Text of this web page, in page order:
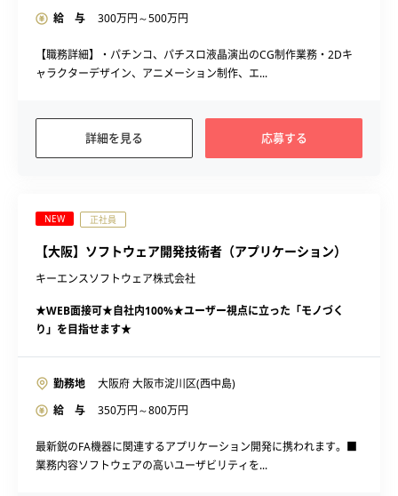
給 与 300万円～500万円
【職務詳細】・パチンコ、パチスロ液晶演出のCG制作業務・2Dキ
ャラクターデザイン、アニメーション制作、エ...
詳細を見る 応募する
NEW 正社員
【大阪】ソフトウェア開発技術者（アプリケーション）
キーエンスソフトウェア株式会社
★WEB面接可★自社内100%★ユーザー視点に立った「モノづく
り」を目指せます★
勤務地
大阪府 大阪市淀川区(西中島)
給 与
350万円～800万円
最新鋭のFA機器に関連するアプリケーション開発に携われます。■
業務内容ソフトウェアの高いユーザビリティを...